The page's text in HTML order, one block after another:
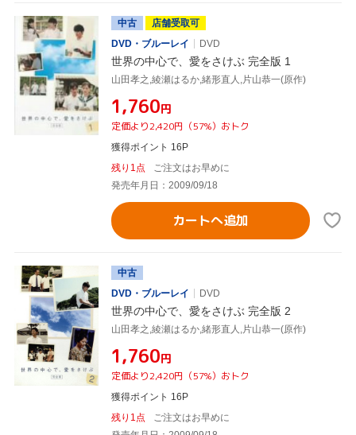
中古
店舗受取可
DVD・ブルーレイ
DVD
世界の中心で、愛をさけぶ 完全版 1
山田孝之,綾瀬はるか,緒形直人,片山恭一(原作)
¥1,760円
定価より2,420円（57%）おトク
獲得ポイント 16P
残り1点
ご注文はお早めに
発売年月日：2009/09/18
カートへ追加
中古
DVD・ブルーレイ
DVD
世界の中心で、愛をさけぶ 完全版 2
山田孝之,綾瀬はるか,緒形直人,片山恭一(原作)
¥1,760円
定価より2,420円（57%）おトク
獲得ポイント 16P
残り1点
ご注文はお早めに